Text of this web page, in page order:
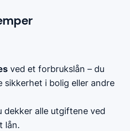
ved et forbrukslån – du
sikkerhet i bolig eller andre
dekker alle utgiftene ved
lån.